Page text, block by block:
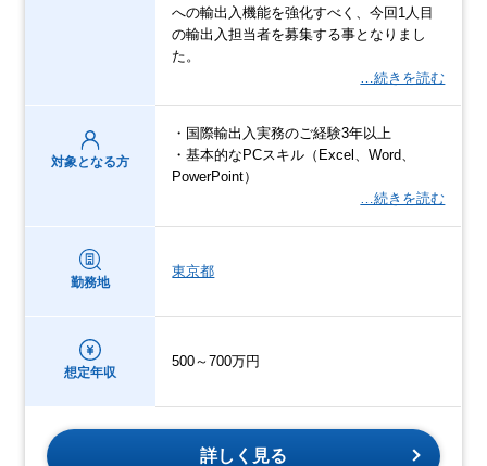
への輸出入機能を強化すべく、今回1人目
の輸出入担当者を募集する事となりまし
た。
…続きを読む
対象となる方
・国際輸出入実務のご経験3年以上
・基本的なPCスキル（Excel、Word、
PowerPoint）
…続きを読む
勤務地
東京都
想定年収
500～700万円
詳しく見る